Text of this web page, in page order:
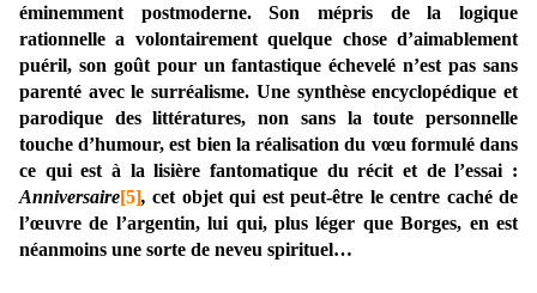
éminemment postmoderne. Son mépris de la logique
rationnelle a volontairement quelque chose d’aimablement
puéril, son goût pour un fantastique échevelé n’est pas sans
parenté avec le surréalisme. Une synthèse encyclopédique et
parodique des littératures, non sans la toute personnelle
touche d’humour, est bien la réalisation du vœu formulé dans
ce qui est à la lisière fantomatique du récit et de l’essai :
Anniversaire[5], cet objet qui est peut-être le centre caché de
l’œuvre de l’argentin, lui qui, plus léger que Borges, en est
néanmoins une sorte de neveu spirituel…